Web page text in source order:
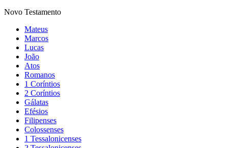
Novo Testamento
Mateus
Marcos
Lucas
João
Atos
Romanos
1 Coríntios
2 Coríntios
Gálatas
Efésios
Filipenses
Colossenses
1 Tessalonicenses